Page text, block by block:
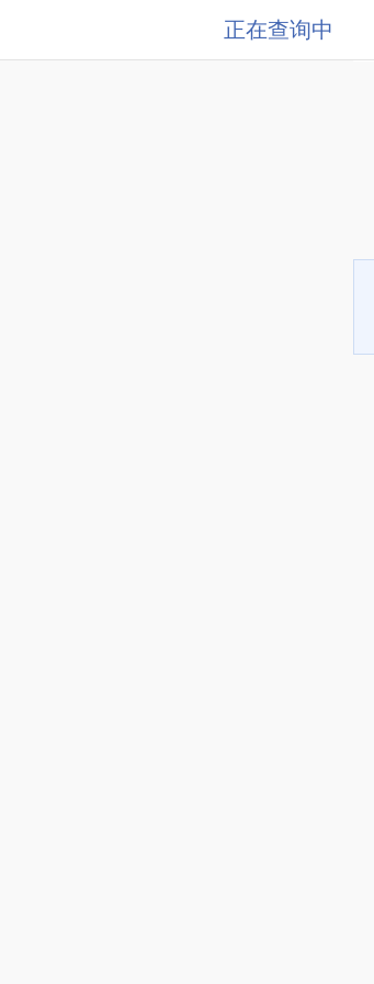
正在查询中